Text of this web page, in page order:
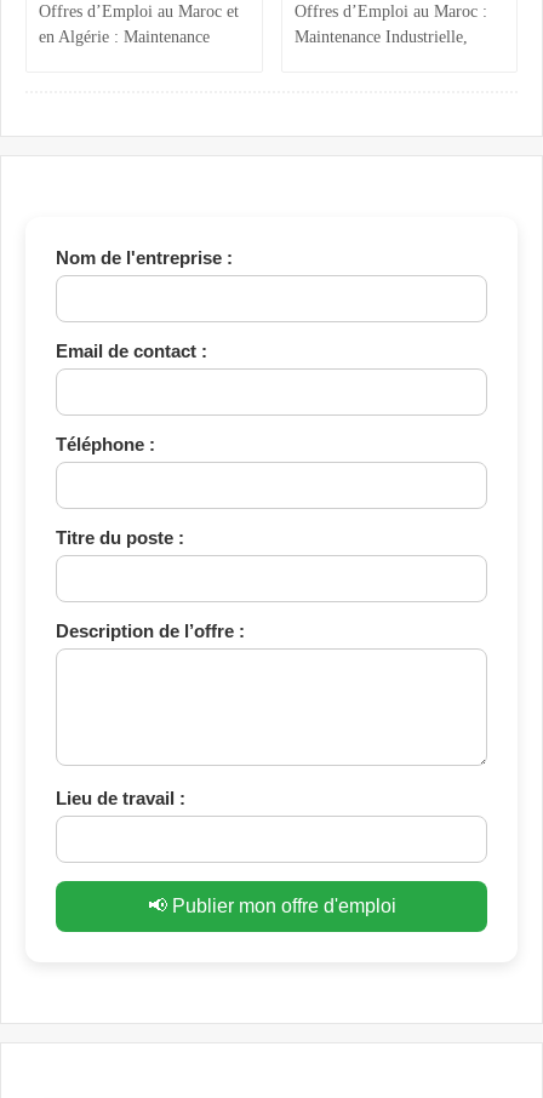
Offres d’Emploi au Maroc et
en Algérie : Maintenance
Offres d’Emploi au Maroc :
Maintenance Industrielle,
Nom de l'entreprise :
Email de contact :
Téléphone :
Titre du poste :
Description de l’offre :
Lieu de travail :
📢 Publier mon offre d'emploi